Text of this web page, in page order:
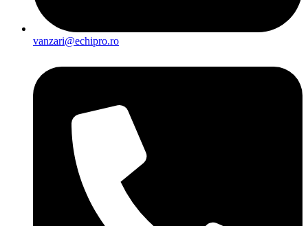
vanzari@echipro.ro